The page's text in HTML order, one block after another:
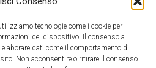
tecnologie come i cookie per
del dispositivo. Il consenso a
dati come il comportamento di
Non acconsentire o ritirare il consenso
PIEMONTESI SRL · P. IVA